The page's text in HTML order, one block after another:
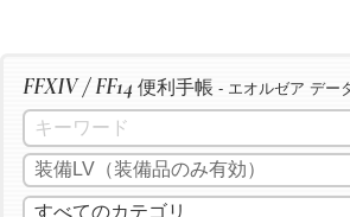
FFXIV / FF14 便利手帳 - エオルゼア デー